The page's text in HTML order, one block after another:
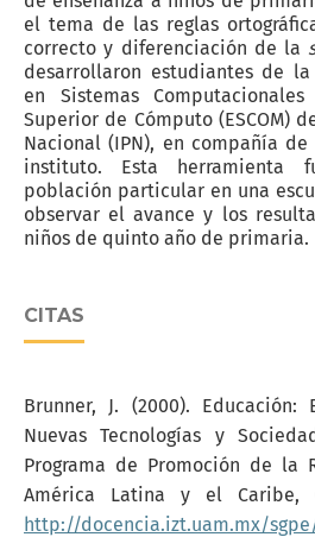
el tema de las reglas
correcto y diferenciación de la
desarrollaron estudiantes de
en Sistemas
Superior de Cómputo (ESCOM)
Nacional (IPN), en compañía
instituto. Esta herramienta
población particular en una
observar el avance y los
niños de quinto año de primaria.
CITAS
Brunner, J. (2000). Educación:
Nuevas Tecnologías y
Programa de Promoción de la
América Latina y el Caribe,
http://docencia.izt.uam.mx/